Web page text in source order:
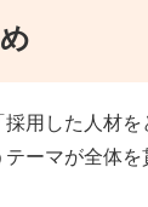
採用した人材を
ーマが全体を